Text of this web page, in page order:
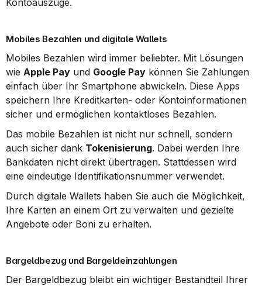
Kontoauszüge.
Mobiles Bezahlen und digitale Wallets
Mobiles Bezahlen wird immer beliebter. Mit Lösungen
wie Apple Pay und Google Pay können Sie Zahlungen
einfach über Ihr Smartphone abwickeln. Diese Apps
speichern Ihre Kreditkarten- oder Kontoinformationen
sicher und ermöglichen kontaktloses Bezahlen.
Das mobile Bezahlen ist nicht nur schnell, sondern
auch sicher dank Tokenisierung. Dabei werden Ihre
Bankdaten nicht direkt übertragen. Stattdessen wird
eine eindeutige Identifikationsnummer verwendet.
Durch digitale Wallets haben Sie auch die Möglichkeit,
Ihre Karten an einem Ort zu verwalten und gezielte
Angebote oder Boni zu erhalten.
Bargeldbezug und Bargeldeinzahlungen
Der Bargeldbezug bleibt ein wichtiger Bestandteil Ihrer